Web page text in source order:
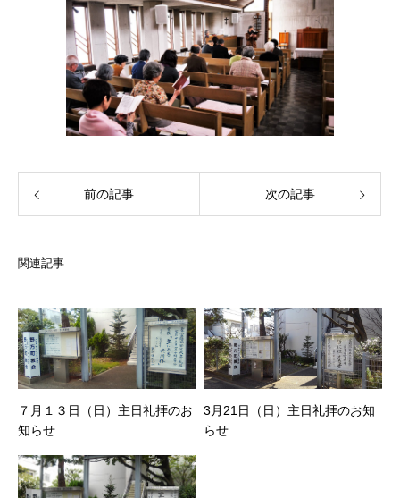
前の記事 次の記事
関連記事
７月１３日（日）主日礼拝のお
知らせ
3月21日（日）主日礼拝のお知
らせ